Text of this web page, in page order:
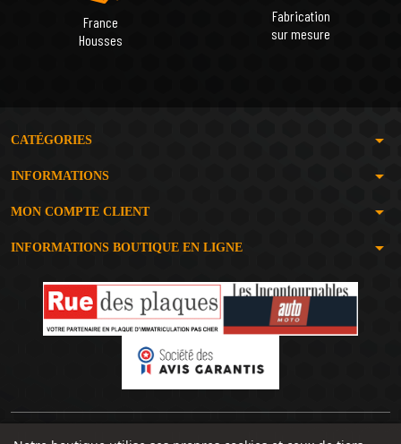
France
Housses
Fabrication
sur mesure
CATÉGORIES arrow_drop_down
INFORMATIONS arrow_drop_down
MON COMPTE CLIENT arrow_drop_down
INFORMATIONS BOUTIQUE EN LIGNE arrow_drop_down